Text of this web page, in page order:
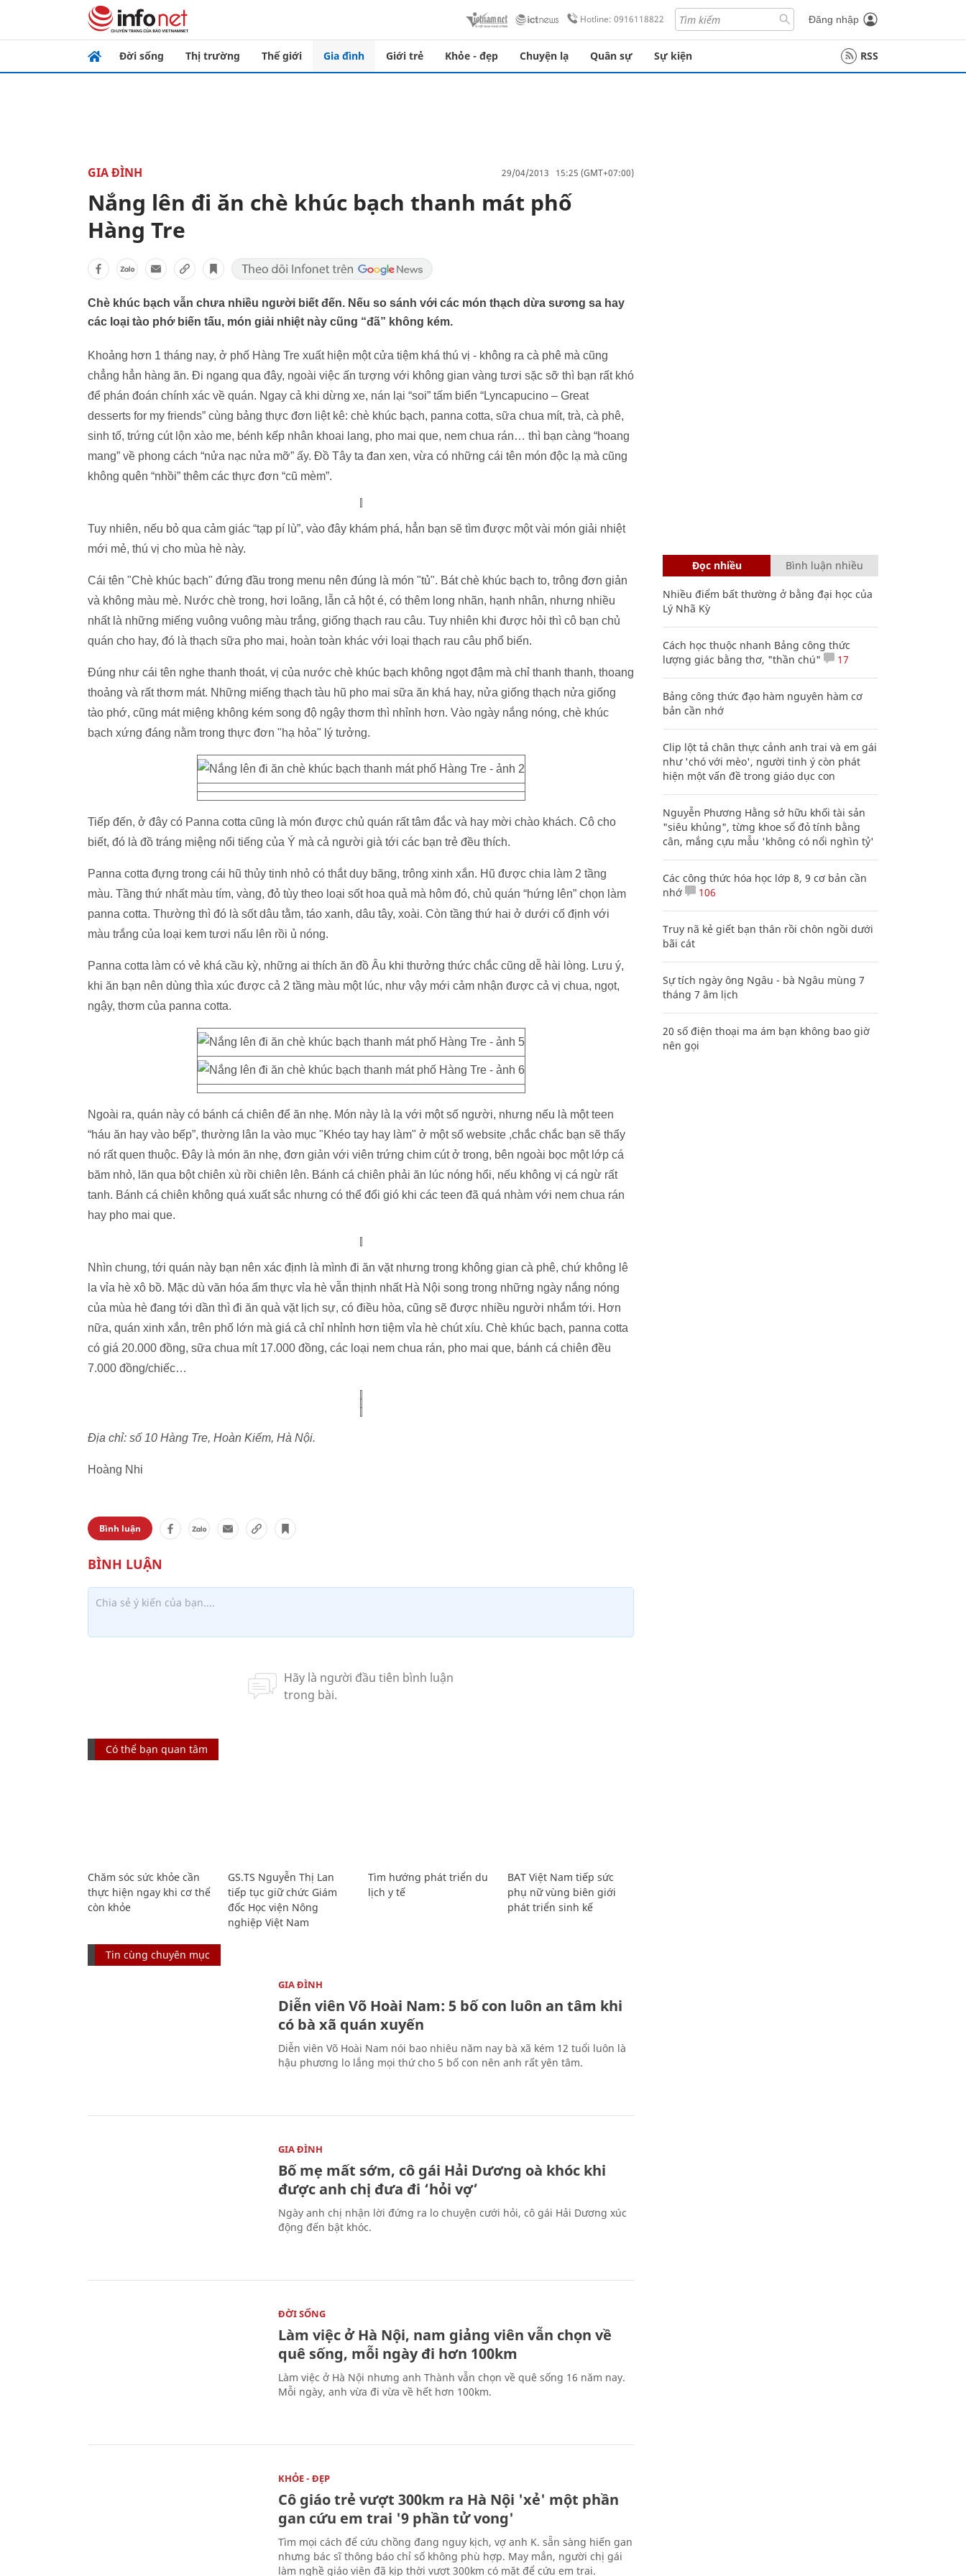
Hotline: 0916118822 Đăng nhập
Đời sống Thị trường Thế giới Gia đình Giới trẻ Khỏe - đẹp Chuyện lạ Quân sự Sự kiện RSS
GIA ĐÌNH 29/04/2013 15:25 (GMT+07:00)
Nắng lên đi ăn chè khúc bạch thanh mát phố
Hàng Tre
Chè khúc bạch vẫn chưa nhiều người biết đến. Nếu so sánh với các món thạch dừa sương sa hay
các loại tào phớ biến tấu, món giải nhiệt này cũng “đã” không kém.
Khoảng hơn 1 tháng nay, ở phố Hàng Tre xuất hiện một cửa tiệm khá thú vị - không ra cà phê mà cũng
chẳng hẳn hàng ăn. Đi ngang qua đây, ngoài việc ấn tượng với không gian vàng tươi sặc sỡ thì bạn rất khó
để phán đoán chính xác về quán. Ngay cả khi dừng xe, nán lại “soi” tấm biển “Lyncapucino – Great
desserts for my friends” cùng bảng thực đơn liệt kê: chè khúc bạch, panna cotta, sữa chua mít, trà, cà phê,
sinh tố, trứng cút lộn xào me, bénh kếp nhân khoai lang, pho mai que, nem chua rán… thì bạn càng “hoang
mang” về phong cách “nửa nạc nửa mỡ” ấy. Đồ Tây ta đan xen, vừa có những cái tên món độc lạ mà cũng
không quên “nhồi” thêm các thực đơn “cũ mèm”.
Tuy nhiên, nếu bỏ qua cảm giác “tạp pí lù”, vào đây khám phá, hẳn bạn sẽ tìm được một vài món giải nhiệt
mới mẻ, thú vị cho mùa hè này.
Cái tên "Chè khúc bạch" đứng đầu trong menu nên đúng là món "tủ". Bát chè khúc bạch to, trông đơn giản
và không màu mè. Nước chè trong, hơi loãng, lẫn cả hột é, có thêm long nhãn, hạnh nhân, nhưng nhiều
nhất là những miếng vuông vuông màu trắng, giống thạch rau câu. Tuy nhiên khi được hỏi thì cô bạn chủ
quán cho hay, đó là thạch sữa pho mai, hoàn toàn khác với loại thạch rau câu phổ biến.
Đúng như cái tên nghe thanh thoát, vị của nước chè khúc bạch không ngọt đậm mà chỉ thanh thanh, thoang
thoảng và rất thơm mát. Những miếng thạch tàu hũ pho mai sữa ăn khá hay, nửa giống thạch nửa giống
tào phớ, cũng mát miệng không kém song độ ngậy thơm thì nhỉnh hơn. Vào ngày nắng nóng, chè khúc
bạch xứng đáng nằm trong thực đơn "hạ hỏa" lý tưởng.
Tiếp đến, ở đây có Panna cotta cũng là món được chủ quán rất tâm đắc và hay mời chào khách. Cô cho
biết, đó là đồ tráng miệng nổi tiếng của Ý mà cả người già tới các bạn trẻ đều thích.
Panna cotta đựng trong cái hũ thủy tinh nhỏ có thắt duy băng, trông xinh xắn. Hũ được chia làm 2 tầng
màu. Tầng thứ nhất màu tím, vàng, đỏ tùy theo loại sốt hoa quả mà hôm đó, chủ quán “hứng lên” chọn làm
panna cotta. Thường thì đó là sốt dâu tằm, táo xanh, dâu tây, xoài. Còn tầng thứ hai ở dưới cố định với
màu trắng của loại kem tươi nấu lên rồi ủ nóng.
Panna cotta làm có vẻ khá cầu kỳ, những ai thích ăn đồ Âu khi thưởng thức chắc cũng dễ hài lòng. Lưu ý,
khi ăn bạn nên dùng thìa xúc được cả 2 tầng màu một lúc, như vậy mới cảm nhận được cả vị chua, ngọt,
ngậy, thơm của panna cotta.
Ngoài ra, quán này có bánh cá chiên để ăn nhẹ. Món này là lạ với một số người, nhưng nếu là một teen
“háu ăn hay vào bếp”, thường lân la vào mục "Khéo tay hay làm" ở một số website ,chắc chắc bạn sẽ thấy
nó rất quen thuộc. Đây là món ăn nhẹ, đơn giản với viên trứng chim cút ở trong, bên ngoài bọc một lớp cá
băm nhỏ, lăn qua bột chiên xù rồi chiên lên. Bánh cá chiên phải ăn lúc nóng hổi, nếu không vị cá ngừ rất
tanh. Bánh cá chiên không quá xuất sắc nhưng có thể đổi gió khi các teen đã quá nhàm với nem chua rán
hay pho mai que.
Nhìn chung, tới quán này bạn nên xác định là mình đi ăn vặt nhưng trong không gian cà phê, chứ không lê
la vỉa hè xô bồ. Mặc dù văn hóa ẩm thực vỉa hè vẫn thịnh nhất Hà Nội song trong những ngày nắng nóng
của mùa hè đang tới dần thì đi ăn quà vặt lịch sự, có điều hòa, cũng sẽ được nhiều người nhắm tới. Hơn
nữa, quán xinh xắn, trên phố lớn mà giá cả chỉ nhỉnh hơn tiệm vỉa hè chút xíu. Chè khúc bạch, panna cotta
có giá 20.000 đồng, sữa chua mít 17.000 đồng, các loại nem chua rán, pho mai que, bánh cá chiên đều
7.000 đồng/chiếc…
Địa chỉ: số 10 Hàng Tre, Hoàn Kiếm, Hà Nội.
Hoàng Nhi
Bình luận
Có thể bạn quan tâm
Chăm sóc sức khỏe cần
thực hiện ngay khi cơ thể
còn khỏe
GS.TS Nguyễn Thị Lan
tiếp tục giữ chức Giám
đốc Học viện Nông
nghiệp Việt Nam
Tìm hướng phát triển du
lịch y tế
BAT Việt Nam tiếp sức
phụ nữ vùng biên giới
phát triển sinh kế
Tin cùng chuyên mục
GIA ĐÌNH
Diễn viên Võ Hoài Nam: 5 bố con luôn an tâm khi
có bà xã quán xuyến
Diễn viên Võ Hoài Nam nói bao nhiêu năm nay bà xã kém 12 tuổi luôn là
hậu phương lo lắng mọi thứ cho 5 bố con nên anh rất yên tâm.
GIA ĐÌNH
Bố mẹ mất sớm, cô gái Hải Dương oà khóc khi
được anh chị đưa đi ‘hỏi vợ’
Ngày anh chị nhận lời đứng ra lo chuyện cưới hỏi, cô gái Hải Dương xúc
động đến bật khóc.
ĐỜI SỐNG
Làm việc ở Hà Nội, nam giảng viên vẫn chọn về
quê sống, mỗi ngày đi hơn 100km
Làm việc ở Hà Nội nhưng anh Thành vẫn chọn về quê sống 16 năm nay.
Mỗi ngày, anh vừa đi vừa về hết hơn 100km.
KHỎE - ĐẸP
Cô giáo trẻ vượt 300km ra Hà Nội 'xẻ' một phần
gan cứu em trai '9 phần tử vong'
Tìm mọi cách để cứu chồng đang nguy kịch, vợ anh K. sẵn sàng hiến gan
nhưng bác sĩ thông báo chỉ số không phù hợp. May mắn, người chị gái
làm nghề giáo viên đã kịp thời vượt 300km có mặt để cứu em trai.
Đọc nhiều Bình luận nhiều
Nhiều điểm bất thường ở bằng đại học của
Lý Nhã Kỳ
Cách học thuộc nhanh Bảng công thức
lượng giác bằng thơ, "thần chú"
17
Bảng công thức đạo hàm nguyên hàm cơ
bản cần nhớ
Clip lột tả chân thực cảnh anh trai và em gái
như 'chó với mèo', người tinh ý còn phát
hiện một vấn đề trong giáo dục con
Nguyễn Phương Hằng sở hữu khối tài sản
"siêu khủng", từng khoe sổ đỏ tính bằng
cân, mắng cựu mẫu 'không có nổi nghìn tỷ'
Các công thức hóa học lớp 8, 9 cơ bản cần
nhớ
106
Truy nã kẻ giết bạn thân rồi chôn ngồi dưới
bãi cát
Sự tích ngày ông Ngâu - bà Ngâu mùng 7
tháng 7 âm lịch
20 số điện thoại ma ám bạn không bao giờ
nên gọi